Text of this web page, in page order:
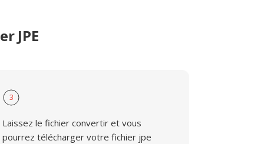
JPE
3
Laissez le fichier convertir et vous
pourrez télécharger votre fichier jpe